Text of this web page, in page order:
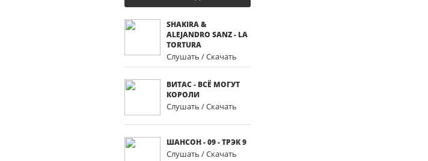
SHAKIRA &
ALEJANDRO SANZ - LA
TORTURA
Слушать / Скачать
ВИТАС - ВСЁ МОГУТ
КОРОЛИ
Слушать / Скачать
ШАНСОН - 09 - ТРЭК 9
Слушать / Скачать